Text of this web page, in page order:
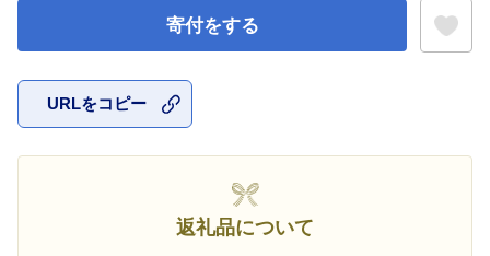
寄付をする
URLをコピー
返礼品について